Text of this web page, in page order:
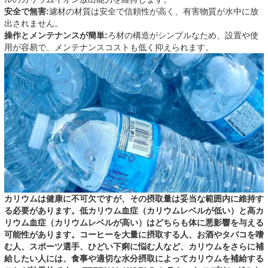
安全で無害:濾材の材質は安全で信頼性が高く、有害物質が水中に放
出されません。
操作とメンテナンスが簡単:ろ材の構造がシンプルなため、設置や使
用が容易で、メンテナンスコストも低く抑えられます。
カリウムは健康に不可欠ですが、その摂取量は妥当な範囲内に維持す
る必要があります。低カリウム血症（カリウムレベルが低い）と高カ
リウム血症（カリウムレベルが高い）はどちらも体に悪影響を与える
可能性があります。コーヒーを大量に摂取する人、お酒やタバコを嗜
む人、スポーツ選手、ひどい下痢に悩む人など、カリウムをさらに補
給したい人には、食事や適切な水分摂取によってカリウムを補給する